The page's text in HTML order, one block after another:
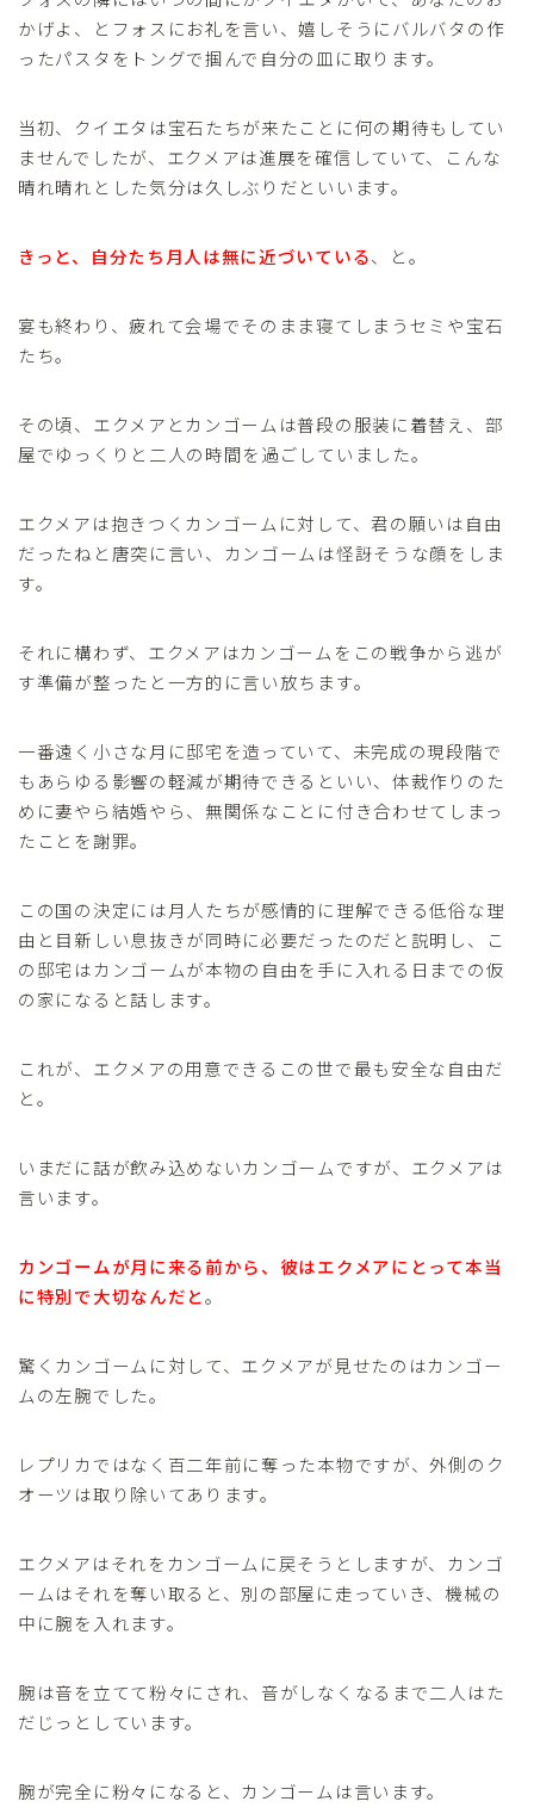
かげよ、とフォスにお礼を言い、嬉しそうにバルバタの作
ったパスタをトングで掴んで自分の皿に取ります。
当初、クイエタは宝石たちが来たことに何の期待もしてい
ませんでしたが、エクメアは進展を確信していて、こんな
晴れ晴れとした気分は久しぶりだといいます。
きっと、自分たち月人は無に近づいている、と。
宴も終わり、疲れて会場でそのまま寝てしまうセミや宝石
たち。
その頃、エクメアとカンゴームは普段の服装に着替え、部
屋でゆっくりと二人の時間を過ごしていました。
エクメアは抱きつくカンゴームに対して、君の願いは自由
だったねと唐突に言い、カンゴームは怪訝そうな顔をしま
す。
それに構わず、エクメアはカンゴームをこの戦争から逃が
す準備が整ったと一方的に言い放ちます。
一番遠く小さな月に邸宅を造っていて、未完成の現段階で
もあらゆる影響の軽減が期待できるといい、体裁作りのた
めに妻やら結婚やら、無関係なことに付き合わせてしまっ
たことを謝罪。
この国の決定には月人たちが感情的に理解できる低俗な理
由と目新しい息抜きが同時に必要だったのだと説明し、こ
の邸宅はカンゴームが本物の自由を手に入れる日までの仮
の家になると話します。
これが、エクメアの用意できるこの世で最も安全な自由だ
と。
いまだに話が飲み込めないカンゴームですが、エクメアは
言います。
カンゴームが月に来る前から、彼はエクメアにとって本当
に特別で大切なんだと。
驚くカンゴームに対して、エクメアが見せたのはカンゴー
ムの左腕でした。
レプリカではなく百二年前に奪った本物ですが、外側のク
オーツは取り除いてあります。
エクメアはそれをカンゴームに戻そうとしますが、カンゴ
ームはそれを奪い取ると、別の部屋に走っていき、機械の
中に腕を入れます。
腕は音を立てて粉々にされ、音がしなくなるまで二人はた
だじっとしています。
腕が完全に粉々になると、カンゴームは言います。